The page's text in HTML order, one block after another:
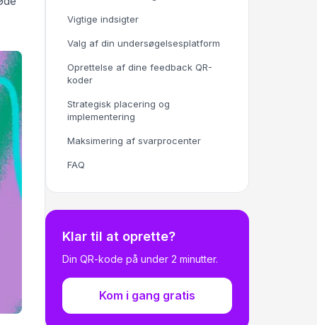
Vigtige indsigter
Valg af din undersøgelsesplatform
Oprettelse af dine feedback QR-
koder
Strategisk placering og
implementering
Maksimering af svarprocenter
FAQ
Klar til at oprette?
Din QR-kode på under 2 minutter.
Kom i gang gratis